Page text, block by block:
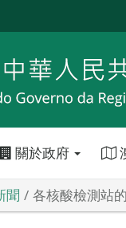
關於政府
聞 各核酸檢測站